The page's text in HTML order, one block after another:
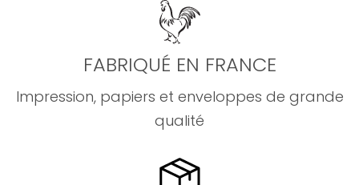
FABRIQUÉ EN FRANCE
Impression, papiers et enveloppes de grande
qualité